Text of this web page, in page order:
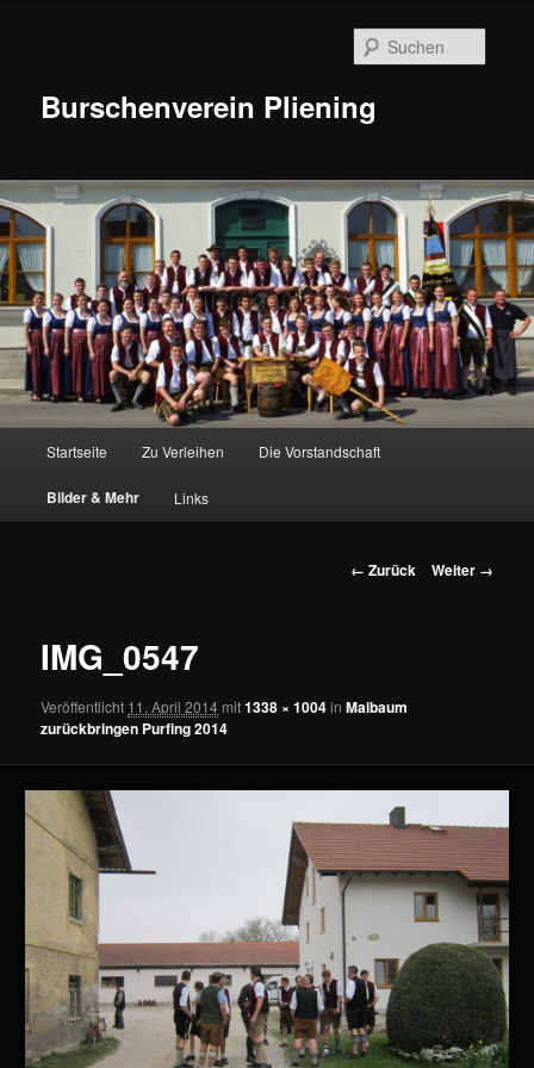
Burschenverein Pliening
Zum
Inhalt
Startseite Zu Verleihen Die Vorstandschaft
Bilder & Mehr Links
Bilder-
← Zurück Weiter →
IMG_0547
Veröffentlicht 11. April 2014 mit1338 × 1004inMaibaum
zurückbringen Purfing 2014